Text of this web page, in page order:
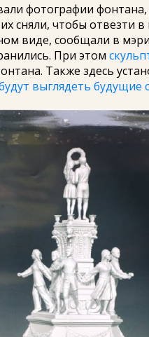
фотографии
сняли, чтобы отвезти
виде, сообщали в
При этом
Также здесь
выглядеть будущие